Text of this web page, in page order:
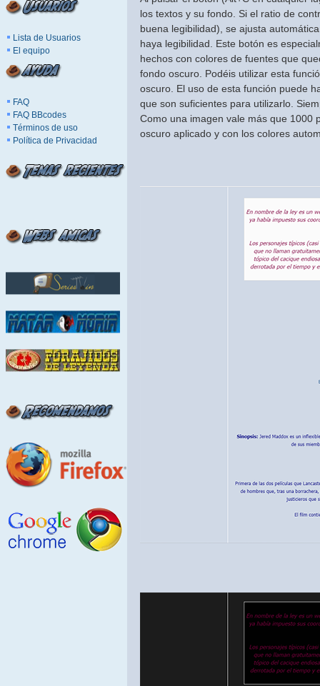
Lista de Usuarios
El equipo
FAQ
FAQ BBcodes
Términos de uso
Política de Privacidad
los textos y su fondo. Si el ratio de
buena legibilidad), se ajusta
haya legibilidad. Este botón es
hechos con colores de fuentes que
fondo oscuro. Podéis utilizar esta
oscuro. El uso de esta función puede
que son suficientes para utilizarlo.
Como una imagen vale más que 1000
oscuro aplicado y con los colores